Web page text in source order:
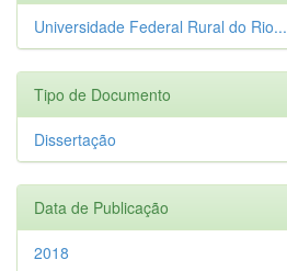
Universidade Federal Rural do Rio...
Tipo de Documento
Dissertação
Data de Publicação
2018